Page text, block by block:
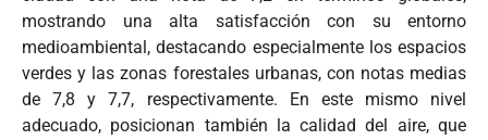
mostrando una alta satisfacción con su entorno
medioambiental, destacando especialmente los espacios
verdes y las zonas forestales urbanas, con notas medias
de 7,8 y 7,7, respectivamente. En este mismo nivel
adecuado, posicionan también la calidad del aire, que